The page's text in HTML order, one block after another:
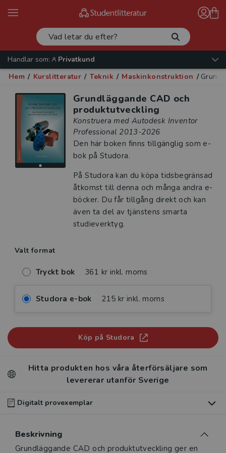
Handlar som:
Privatkund
Hem / Kurslitteratur / Teknik / Maskinkonstruktion /
Grundläggande CAD och
produktutveckling
Konstruera med Autodesk Inventor
Professional 2013-2026
Den här boken finns tillgänglig som e-
bok på Studora.
På Studora kan du köpa tidsbegränsad
åtkomst till denna och många andra e-
böcker. Du får tillgång direkt och kan
även ta del av tjänstens smarta
studieverktyg.
Valt format
Tryckt bok 361 kr inkl. moms
Studora e-bok 215 kr inkl. moms
Köp på Studora
Hitta produkten hos våra återförsäljare som
levererar utanför Sverige
Digitalt provexemplar
digitalt provexemplar av den här produkten
Beskrivning
Beskrivning
Grundläggande CAD och produktutveckling ger en